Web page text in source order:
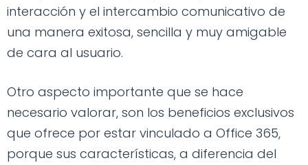
interacción y el intercambio comunicativo de
una manera exitosa, sencilla y muy amigable
de cara al usuario.
Otro aspecto importante que se hace
necesario valorar, son los beneficios exclusivos
que ofrece por estar vinculado a Office 365,
porque sus características, a diferencia del